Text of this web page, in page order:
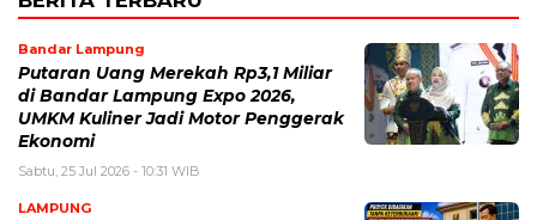
Bandar Lampung
Putaran Uang Merekah Rp3,1 Miliar
di Bandar Lampung Expo 2026,
UMKM Kuliner Jadi Motor Penggerak
Ekonomi
Sabtu, 25 Jul 2026 - 10:31 WIB
LAMPUNG